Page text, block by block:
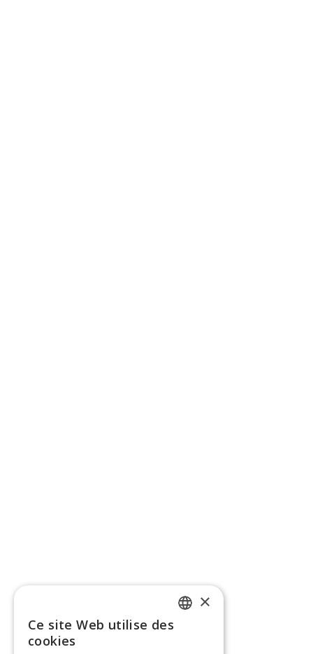
×
Ce site Web utilise des
cookies